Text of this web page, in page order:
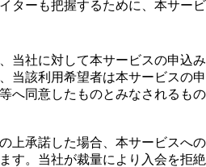
ターも把握するために、本サービ
当社に対して本サービスの申込み
当該利用希望者は本サービスの申
へ同意したものとみなされるもの
上承諾した場合、本サービスへの
す。当社が裁量により入会を拒絶